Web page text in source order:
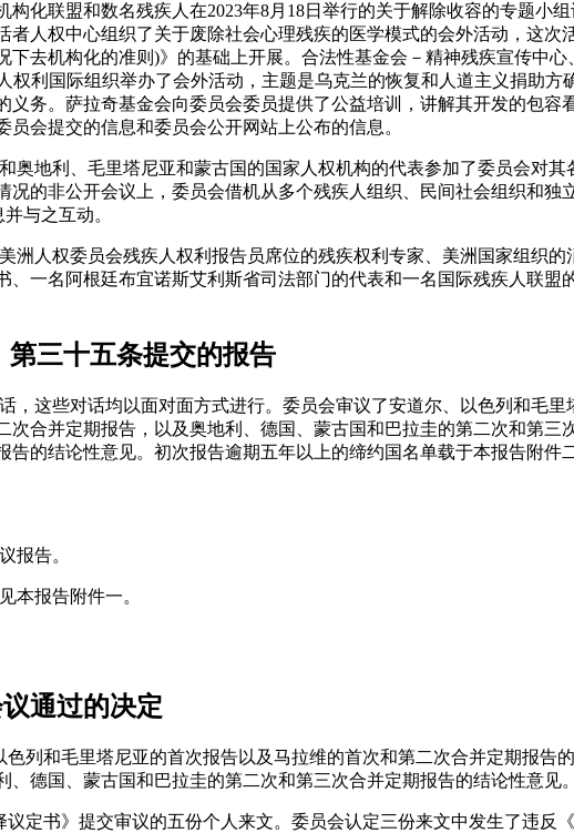
构化联盟和数名残疾人在2023年8月18日举行的关于解除收容的专题小组
者人权中心组织了关于废除社会心理残疾的医学模式的会外活动，这次
下去机构化的准则)》的基础上开展。合法性基金会－精神残疾宣传中心
权利国际组织举办了会外活动，主题是乌克兰的恢复和人道主义捐助方
义务。萨拉奇基金会向委员会委员提供了公益培训，讲解其开发的包容
员会提交的信息和委员会公开网站上公布的信息。
奥地利、毛里塔尼亚和蒙古国的国家人权机构的代表参加了委员会对其
况的非公开会议上，委员会借机从多个残疾人组织、民间社会组织和独
与之互动。
洲人权委员会残疾人权利报告员席位的残疾权利专家、美洲国家组织的
、一名阿根廷布宜诺斯艾利斯省司法部门的代表和一名国际残疾人联盟
三十五条提交的报告
，这些对话均以面对面方式进行。委员会审议了安道尔、以色列和毛里
次合并定期报告，以及奥地利、德国、蒙古国和巴拉圭的第二次和第三
告的结论性意见。初次报告逾期五年以上的缔约国名单载于本报告附件二
报告。
本报告附件一。
通过的决定
色列和毛里塔尼亚的首次报告以及马拉维的首次和第二次合并定期报告
、德国、蒙古国和巴拉圭的第二次和第三次合并定期报告的结论性意见。
议定书》提交审议的五份个人来文。委员会认定三份来文中发生了违反